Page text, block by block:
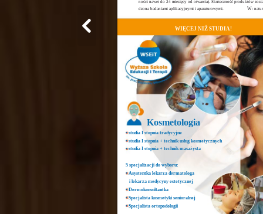
Kosmetologia
• studia I stopnia tradycyjne
• studia I stopnia + technik usług kosmetycznych
• studia I stopnia + technik masażysta
5 specjalizacji do wyboru:
• Asystentka lekarza dermatologa
i lekarza medycyny estetycznej
• Dermokonsultantka
• Specjalista kosmetyki senioralnej
• Specjalista ortopodologii
WIĘCEJ NIŻ STUDIA!
ności nawet do 24 miesięcy od otwarcia). Skuteczność produktów
dzona badaniami aplikacyjnymi i aparaturowymi.
W: